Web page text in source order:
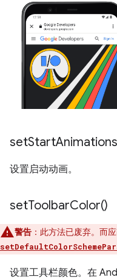
setStart
设置启动动画。
setToolbarColor()
警告 ：此方法已废弃。而
设置工具栏颜色。在